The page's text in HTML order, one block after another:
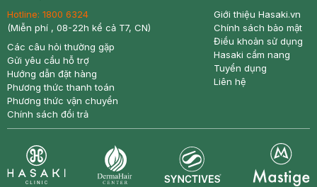
Hotline: 1800 6324
(Miễn phí , 08-22h kể cả T7, CN)
Các câu hỏi thường gặp
Gửi yêu cầu hỗ trợ
Hướng dẫn đặt hàng
Phương thức thanh toán
Phương thức vận chuyển
Chính sách đổi trả
Giới thiệu Hasaki.vn
Chính sách bảo mật
Điều khoản sử dụng
Hasaki cẩm nang
Tuyển dụng
Liên hệ